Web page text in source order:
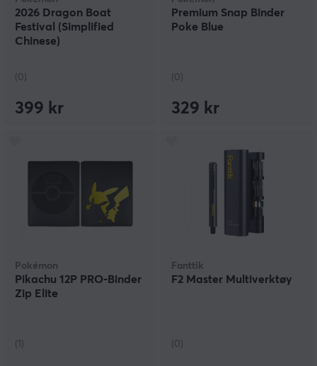
2026 Dragon Boat
Festival (Simplified
Chinese)
(0)
399 kr
Premium Snap Binder
Poke Blue
(0)
329 kr
Pokémon
Pikachu 12P PRO-Binder
Zip Elite
(1)
Fanttik
F2 Master Multiverktøy
(0)